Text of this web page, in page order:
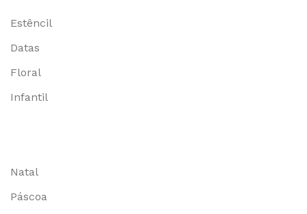
Estêncil
Datas
Floral
Infantil
Natal
Páscoa